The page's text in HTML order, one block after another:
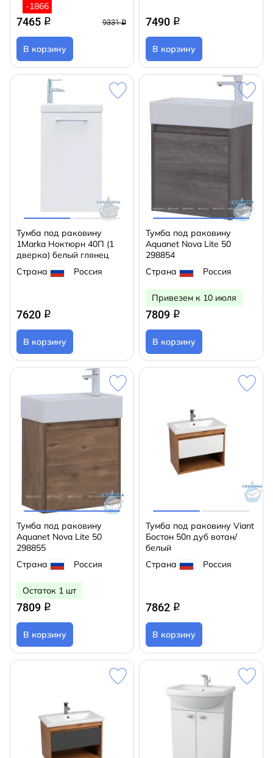
-1866
7465 q 9331q
В корзину
7490 q
В корзину
Тумба под раковину
1Marka Ноктюрн 40П (1
дверка) белый глянец
Страна
Россия
7620 q
В корзину
Тумба под раковину
Aquanet Nova Lite 50
298854
Страна
Россия
Привезем к 10 июля
7809 q
В корзину
Тумба под раковину
Aquanet Nova Lite 50
298855
Страна
Россия
Остаток 1 шт
7809 q
В корзину
Тумба под раковину Viant
Бостон 50п дуб вотан/
белый
Страна
Россия
7862 q
В корзину